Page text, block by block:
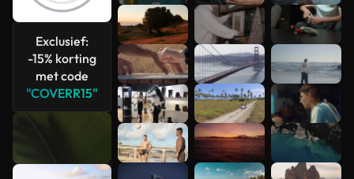
Exclusief:
-15% korting
met code
"COVERR15"
bekijken